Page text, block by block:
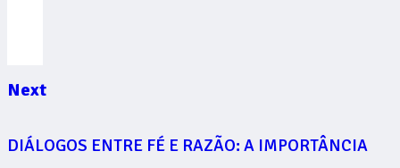
Next
DIÁLOGOS ENTRE FÉ E RAZÃO: A IMPORTÂNCIA